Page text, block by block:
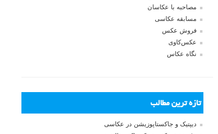
مصاحبه با عکاسان
مسابقه عکاسی
فروش عکس
عکس‌کاوی
نگاه عکاس
تازه ترین مطالب
دیپتیک و جاکستا‌پوزیشن در عکاسی